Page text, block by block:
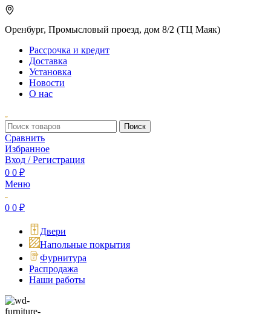
Оренбург, Промысловый проезд, дом 8/2 (ТЦ Маяк)
Рассрочка и кредит
Доставка
Установка
Новости
О нас
Поиск
Сравнить
Избранное
Вход / Регистрация
0 0 ₽
Меню
0 0 ₽
Двери
Напольные покрытия
Фурнитура
Распродажа
Наши работы